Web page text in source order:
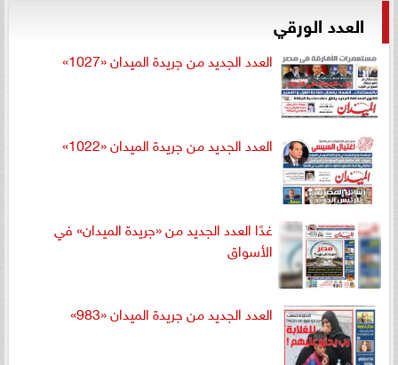
العدد الورقي
العدد الجديد من جريدة الميدان «1027»
العدد الجديد من جريدة الميدان «1022»
غدًا العدد الجديد من «جريدة الميدان» في
الأسواق
العدد الجديد من جريدة الميدان «983»